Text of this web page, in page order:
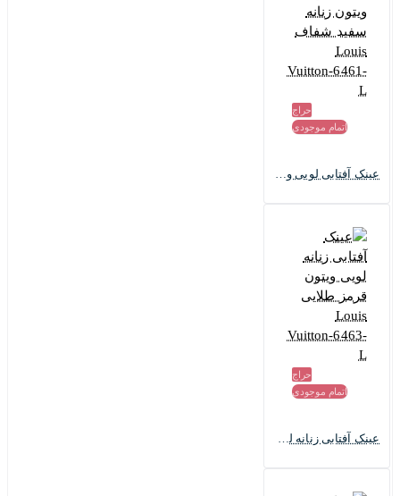
حراج
اتمام موجودی
عینک آفتابی لویی ویتون زنانه سفید شفاف Louis Vuitton-6461-L
حراج
اتمام موجودی
عینک آفتابی زنانه لویی ویتون قرمز طلایی Louis Vuitton-6463-L